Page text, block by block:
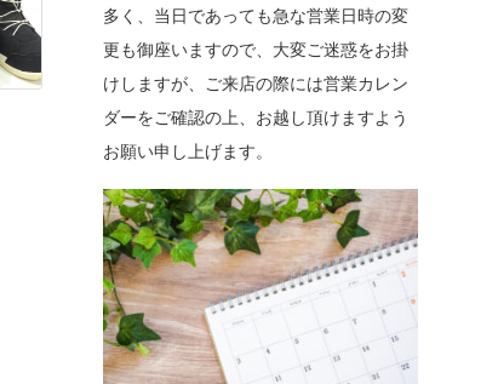
多く、当日であっても急な営業日時の変
更も御座いますので、大変ご迷惑をお掛
けしますが、ご来店の際には営業カレン
ダーをご確認の上、お越し頂けますよう
お願い申し上げます。